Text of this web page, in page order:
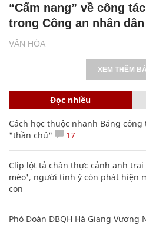
VĂN HÓA
“Cẩm nang” về công
trong Công an nhân dân
XEM THÊM
Đọc nhiều
Cách học thuộc nhanh Bảng
"thần chú"
17
Clip lột tả chân thực cảnh anh
mèo', người tinh ý còn phát hiện
con
Phó Đoàn ĐBQH Hà Giang Vương